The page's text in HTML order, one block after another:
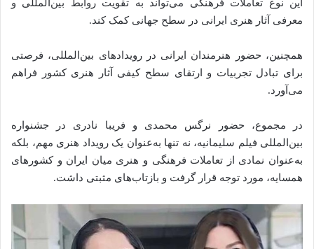
این نوع تعاملات فرهنگی می‌تواند به تقویت روابط بین‌المللی و
معرفی آثار هنری ایرانی در سطح جهانی کمک کند.
همچنین، حضور هنرمندان ایرانی در رویدادهای بین‌المللی، فرصتی
برای تبادل تجربیات و ارتقای سطح کیفی آثار هنری کشور فراهم
می‌آورد.
در مجموع، حضور نرگس محمدی و فریبا نادری در جشنواره
بین‌المللی فیلم سلیمانیه، نه تنها به‌عنوان یک رویداد هنری مهم، بلکه
به‌عنوان نمادی از تعاملات فرهنگی و هنری میان ایران و کشورهای
همسایه، مورد توجه قرار گرفت و بازتاب‌های مثبتی داشت.